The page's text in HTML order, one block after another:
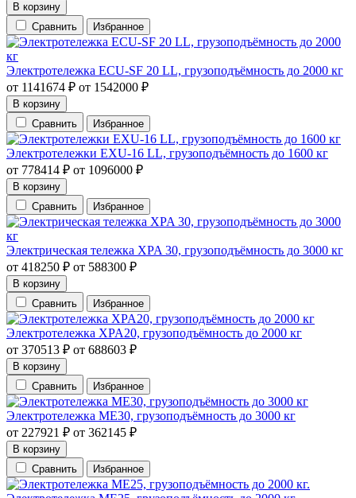
В корзину
Сравнить
Избранное
Электротележка ECU-SF 20 LL, грузоподъёмность до 2000 кг
от 1141674 ₽ от 1542000 ₽
В корзину
Сравнить
Избранное
Электротележки EXU-16 LL, грузоподъёмность до 1600 кг
от 778414 ₽ от 1096000 ₽
В корзину
Сравнить
Избранное
Электрическая тележка XPA 30, грузоподъёмность до 3000 кг
от 418250 ₽ от 588300 ₽
В корзину
Сравнить
Избранное
Электротележка XPA20, грузоподъёмность до 2000 кг
от 370513 ₽ от 688603 ₽
В корзину
Сравнить
Избранное
Электротележка ME30, грузоподъёмность до 3000 кг
от 227921 ₽ от 362145 ₽
В корзину
Сравнить
Избранное